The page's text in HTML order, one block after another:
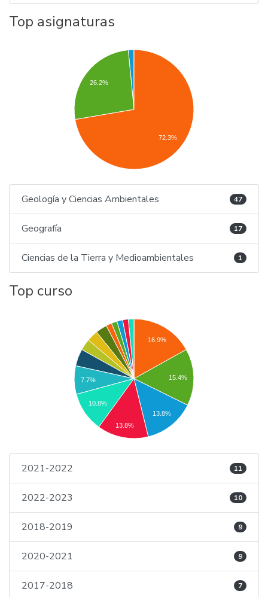
Top asignaturas
26.2%
72.3%
Geología y Ciencias Ambientales 47
Geografía 17
Ciencias de la Tierra y Medioambientales 1
Top curso
16.9%
15.4%
13.8%
7.7%
10.8%
13.8%
2021-2022 11
2022-2023 10
2018-2019 9
2020-2021 9
2017-2018 7